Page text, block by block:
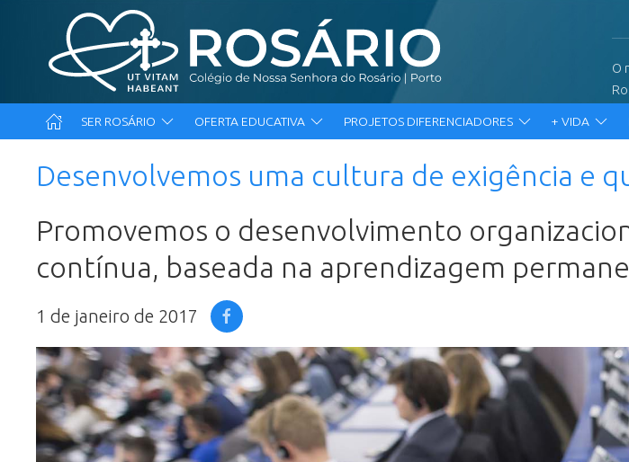
O
SER ROSÁRIO OFERTA EDUCATIVA PROJETOS DIFERENCIADORES + VIDA
Desenvolvemos uma cultura de exigência e
Promovemos o desenvolvimento
contínua, baseada na aprendizagem
1 de janeiro de 2017